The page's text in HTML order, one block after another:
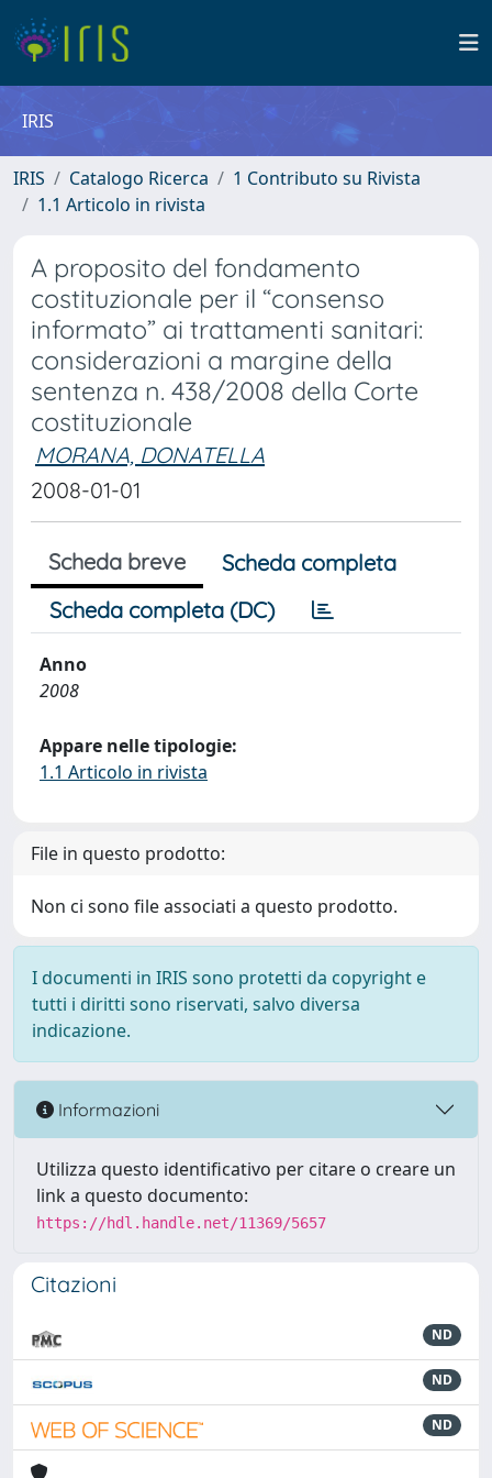
IRIS
IRIS Catalogo Ricerca
1 Contributo su Rivista
1.1 Articolo in rivista
A proposito del fondamento
costituzionale per il “consenso
informato” ai trattamenti sanitari:
considerazioni a margine della
sentenza n. 438/2008 della Corte
costituzionale
MORANA, DONATELLA
2008-01-01
Scheda breve
Scheda completa
Scheda completa (DC)
Anno
2008
Appare nelle tipologie:
1.1 Articolo in rivista
File in questo prodotto:
Non ci sono file associati a questo prodotto.
I documenti in IRIS sono protetti da copyright e
tutti i diritti sono riservati, salvo diversa
indicazione.
Informazioni
Utilizza questo identificativo per citare o creare un
link a questo documento:
https://hdl.handle.net/11369/5657
Citazioni
ND
ND
ND